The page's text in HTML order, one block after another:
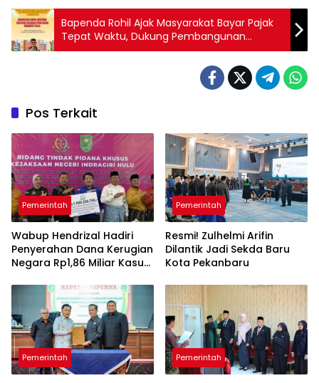
Bapenda Rohil Ajak Masyarakat Bayar Pajak
Tepat Waktu, Dukung Pembangunan
Daerah
Pos Terkait
Pemerintah
Wabup Hendrizal Hadiri
Penyerahan Dana Kerugian
Negara Rp1,86 Miliar Kasus
Pemerintah
Resmi! Zulhelmi Arifin
Dilantik Jadi Sekda Baru
Kota Pekanbaru
Pemerintah Pemerintah